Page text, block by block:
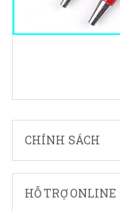
CHÍNH SÁCH
HỖ TRỢ ONLINE